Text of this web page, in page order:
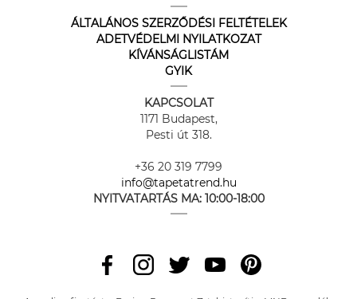
ÁLTALÁNOS SZERZŐDÉSI FELTÉTELEK
ADETVÉDELMI NYILATKOZAT
KÍVÁNSÁGLISTÁM
GYIK
KAPCSOLAT
1171 Budapest,
Pesti út 318.
+36 20 319 7799
info@tapetatrend.hu
NYITVATARTÁS MA: 10:00-18:00